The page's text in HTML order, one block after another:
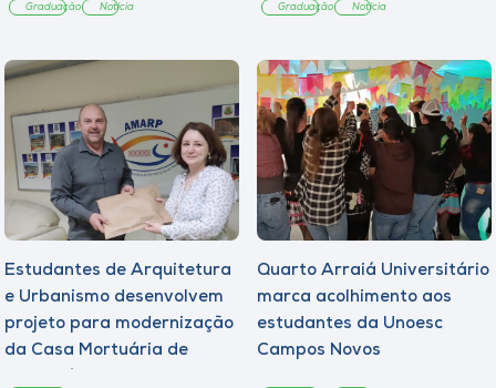
Graduação Notícia Graduação Notícia
Estudantes de Arquitetura
e Urbanismo desenvolvem
projeto para modernização
da Casa Mortuária de
Quarto Arraiá Universitário
marca acolhimento aos
estudantes da Unoesc
Campos Novos